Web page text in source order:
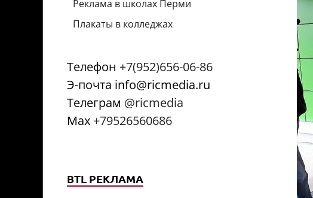
Реклама в школах Перми
Плакаты в колледжах
Телефон +7(952)656-06-86
Э-почта info@ricmedia.ru
Телеграм @ricmedia
Мах +79526560686
BTL РЕКЛАМА